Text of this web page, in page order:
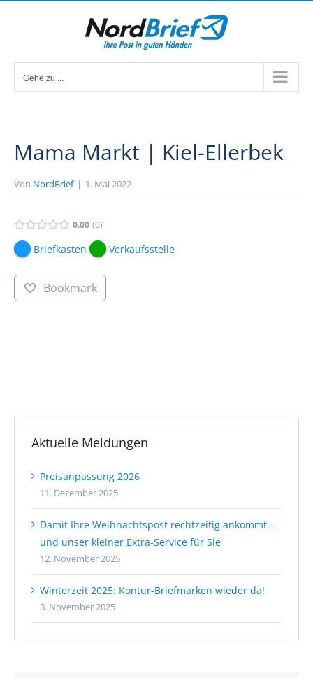
Gehe zu ...
Mama Markt | Kiel-Ellerbek
Von NordBrief | 1. Mai 2022
0.00 0
Briefkasten Verkaufsstelle
Bookmark
Aktuelle Meldungen
Preisanpassung 2026
11. Dezember 2025
Damit Ihre Weihnachtspost rechtzeitig ankommt –
und unser kleiner Extra-Service für Sie
12. November 2025
Winterzeit 2025: Kontur-Briefmarken wieder da!
3. November 2025